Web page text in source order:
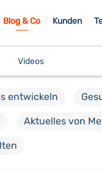
Blog & Co Kunden
Videos
entwickeln
Aktuelles von